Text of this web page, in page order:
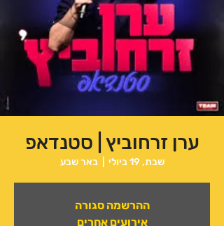
ערן זרחוביץ | סטנדאפ
שבת, 19 ביולי
  |
באר שבע
ההרשמה סגורה
אירועים אחרים